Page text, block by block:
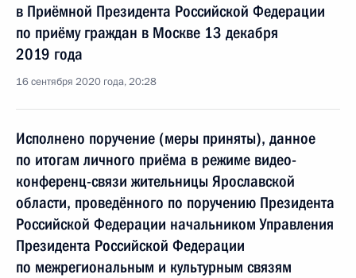
в Приёмной Президента Российской Федерации
по приёму граждан в Москве 13 декабря
2019 года
16 сентября 2020 года, 20:28
Исполнено поручение (меры приняты), данное
по итогам личного приёма в режиме видео-
конференц-связи жительницы Ярославской
области, проведённого по поручению Президента
Российской Федерации начальником Управления
Президента Российской Федерации
по межрегиональным и культурным связям